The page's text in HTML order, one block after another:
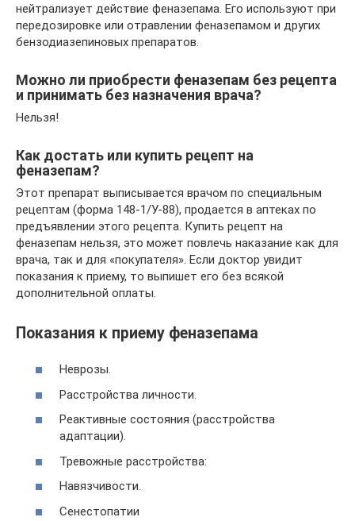
нейтрализует действие феназепама. Его используют при
передозировке или отравлении феназепамом и других
бензодиазепиновых препаратов.
Можно ли приобрести феназепам без рецепта
и принимать без назначения врача?
Нельзя!
Как достать или купить рецепт на
феназепам?
Этот препарат выписывается врачом по специальным
рецептам (форма 148-1/У-88), продается в аптеках по
предъявлении этого рецепта. Купить рецепт на
феназепам нельзя, это может повлечь наказание как для
врача, так и для «покупателя». Если доктор увидит
показания к приему, то выпишет его без всякой
дополнительной оплаты.
Показания к приему феназепама
Неврозы.
Расстройства личности.
Реактивные состояния (расстройства
адаптации).
Тревожные расстройства:
Навязчивости.
Сенестопатии